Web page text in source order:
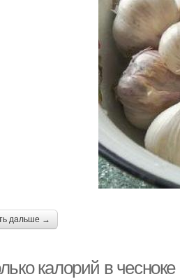
дальше →
калорий в